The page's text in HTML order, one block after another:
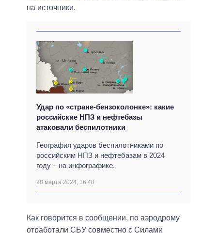
на источники.
Удар по «стране-бензоколонке»: какие
российские НПЗ и нефтебазы
атаковали беспилотники
География ударов беспилотниками по
российским НПЗ и нефтебазам в 2024
году – на инфографике.
28 марта 2024, 16:40
Как говорится в сообщении, по аэродрому
отработали СБУ совместно с Силами